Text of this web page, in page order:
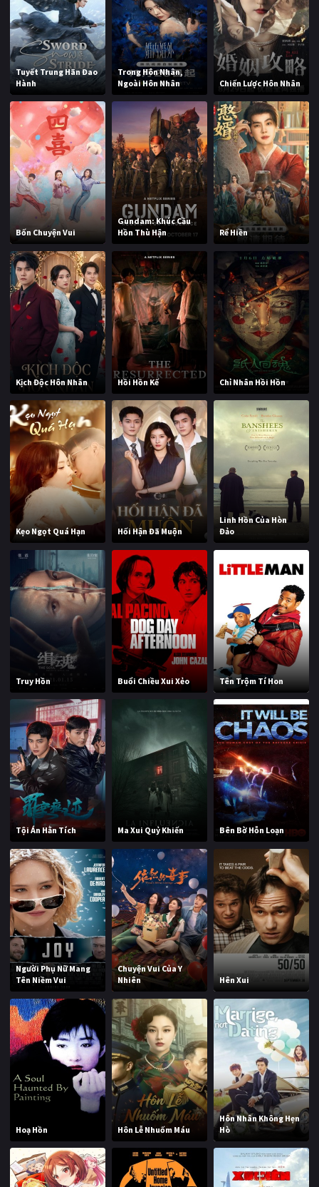
Tuyết Trung Hãn Đao
Hành
Trong Hôn Nhân,
Ngoài Hôn Nhân
Chiến Lược Hôn Nhân
Bốn Chuyện Vui
Gundam: Khúc Cầu
Hồn Thù Hận
Rể Hiền
Kịch Độc Hôn Nhân Hồi Hồn Kế Chỉ Nhân Hồi Hồn
Kẹo Ngọt Quá Hạn Hối Hận Đã Muộn
Linh Hồn Của Hòn
Đảo
Truy Hồn Buổi Chiều Xui Xẻo Tên Trộm Tí Hon
Tội Án Hằn Tích Ma Xui Quỷ Khiến Bên Bờ Hỗn Loạn
Người Phụ Nữ Mang
Tên Niềm Vui
Chuyện Vui Của Y
Nhiên
Hên Xui
Hoạ Hồn Hôn Lễ Nhuốm Máu
Hôn Nhân Không Hẹn
Hò